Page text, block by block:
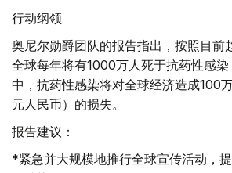
行动纲领
奥尼尔勋爵团队的报告指出，按照目前
全球每年将有1000万人死于抗药性感
中，抗药性感染将对全球经济造成100
元人民币）的损失。
报告建议：
*紧急并大规模地推行全球宣传活动，